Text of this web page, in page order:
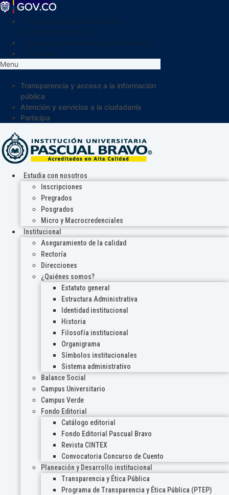
Menu
Transparencia y acceso a la información
pública
Atención y servicios a la ciudadanía
Participa
Estudia con nosotros
Inscripciones
Pregrados
Posgrados
Micro y Macrocredenciales
Institucional
Aseguramiento de la calidad
Rectoría
Direcciones
¿Quiénes somos?
Estatuto general
Estructura Administrativa
Identidad institucional
Historia
Filosofía institucional
Organigrama
Símbolos institucionales
Sistema administrativo
Balance Social
Campus Universitario
Campus Verde
Fondo Editorial
Catálogo editorial
Fondo Editorial Pascual Bravo
Revista CINTEX
Convocatoria Concurso de Cuento
Planeación y Desarrollo institucional
Transparencia y Ética Pública
Programa de Transparencia y Ética Pública (PTEP)